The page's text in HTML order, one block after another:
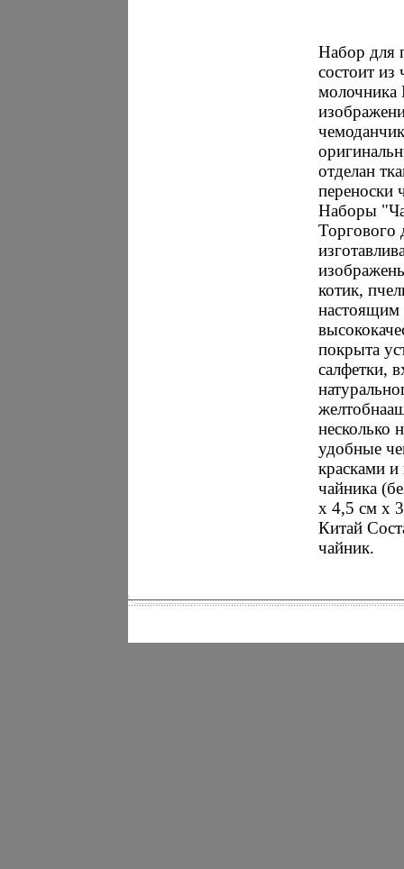
Набор для
состоит
молочника
отделан
переноски
Наборы
Торгового
котик,
настоящим
покрыта
салфетки,
несколько
удобные
красками
чайника
х 4,5 см х
Китай
чайник.